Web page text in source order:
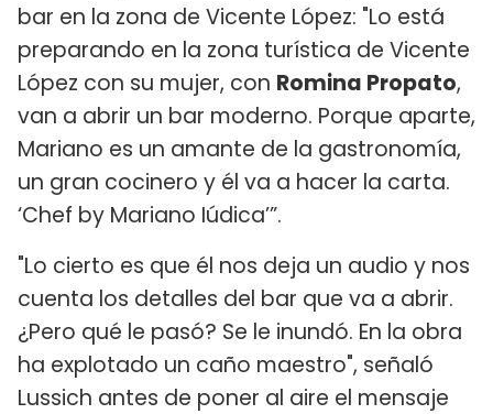
bar en la zona de Vicente López: "Lo está
preparando en la zona turística de Vicente
López con su mujer, con Romina Propato,
van a abrir un bar moderno. Porque aparte,
Mariano es un amante de la gastronomía,
un gran cocinero y él va a hacer la carta.
‘Chef by Mariano Iúdica’”.
"Lo cierto es que él nos deja un audio y nos
cuenta los detalles del bar que va a abrir.
¿Pero qué le pasó? Se le inundó. En la obra
ha explotado un caño maestro", señaló
Lussich antes de poner al aire el mensaje